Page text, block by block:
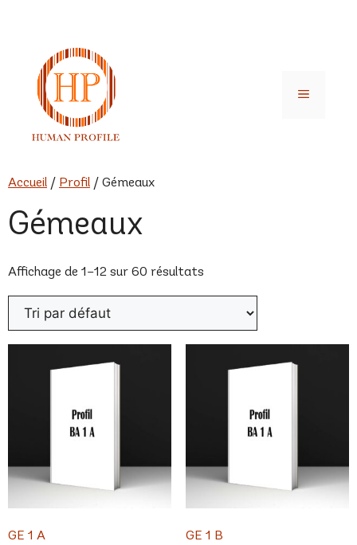
contenu
Menu
Accueil / Profil / Gémeaux
Gémeaux
Affichage de 1–12 sur 60 résultats
GE 1 A GE 1 B